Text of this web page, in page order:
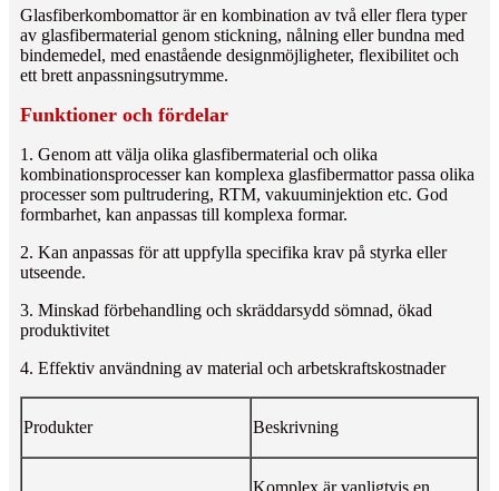
Glasfiberkombomattor är en kombination av två eller flera typer
av glasfibermaterial genom stickning, nålning eller bundna med
bindemedel, med enastående designmöjligheter, flexibilitet och
ett brett anpassningsutrymme.
Funktioner och fördelar
1. Genom att välja olika glasfibermaterial och olika
kombinationsprocesser kan komplexa glasfibermattor passa olika
processer som pultrudering, RTM, vakuuminjektion etc. God
formbarhet, kan anpassas till komplexa formar.
2. Kan anpassas för att uppfylla specifika krav på styrka eller
utseende.
3. Minskad förbehandling och skräddarsydd sömnad, ökad
produktivitet
4. Effektiv användning av material och arbetskraftskostnader
Produkter Beskrivning
Komplex är vanligtvis en